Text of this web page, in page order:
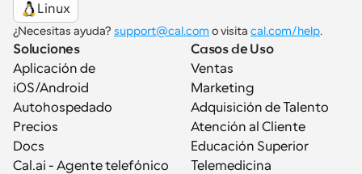
Linux
¿Necesitas ayuda? support@cal.com o visita cal.com/help.
Soluciones
Aplicación de
iOS/Android
Autohospedado
Precios
Docs
Cal.ai - Agente telefónico
Casos de Uso
Ventas
Marketing
Adquisición de Talento
Atención al Cliente
Educación Superior
Telemedicina